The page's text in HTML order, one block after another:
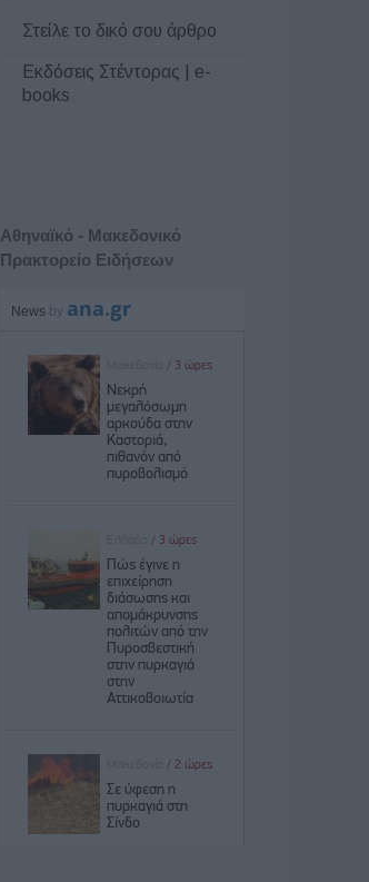
Στείλε το δικό σου άρθρο
Εκδόσεις Στέντορας | e-
books
Αθηναϊκό - Μακεδονικό
Πρακτορείο Ειδήσεων